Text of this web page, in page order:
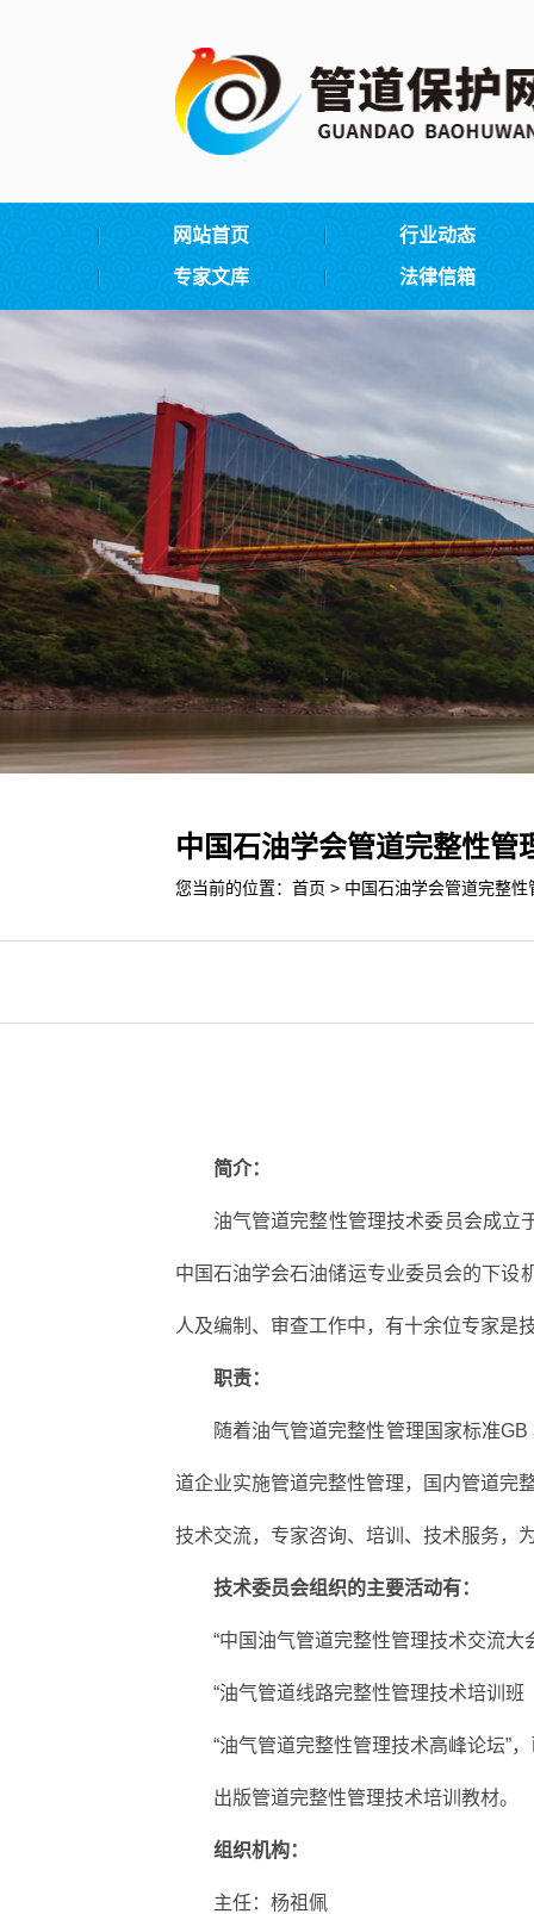
网站首页 行业动态
专家文库 法律信箱
中国石油学会管道完整性管
您当前的位置： 首页 > 中国石油学会管道完整性
简介：
油气管道完整性管理技术委员会成立
中国石油学会石油储运专业委员会的下设
人及编制、审查工作中，有十余位专家是
职责：
随着油气管道完整性管理国家标准
道企业实施管道完整性管理，国内管道完
技术交流，专家咨询、培训、技术服务，
技术委员会组织的主要活动有：
“中国油气管道完整性管理技术交流
“油气管道线路完整性管理技术培训
“油气管道完整性管理技术高峰论坛”
出版管道完整性管理技术培训教材。
组织机构：
主任：杨祖佩